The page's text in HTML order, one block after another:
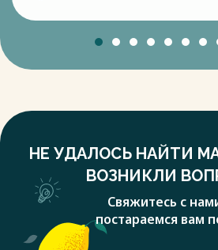
НЕ УДАЛОСЬ НАЙТИ
ВОЗНИКЛИ
Свяжитесь с
постараемся вам